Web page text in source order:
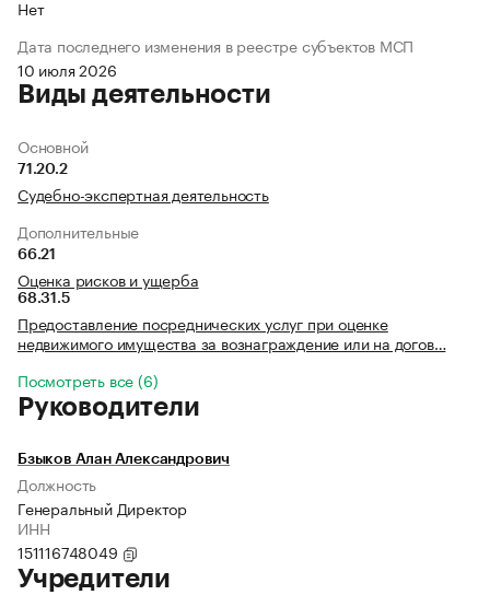
Нет
Дата последнего изменения в реестре субъектов МСП
10 июля 2026
Виды деятельности
Основной
71.20.2
Судебно-экспертная деятельность
Дополнительные
66.21
Оценка рисков и ущерба
68.31.5
Предоставление посреднических услуг при оценке
недвижимого имущества за вознаграждение или на догов…
Посмотреть все (6)
Руководители
Бзыков Алан Александрович
Должность
Генеральный Директор
ИНН
151116748049
Учредители